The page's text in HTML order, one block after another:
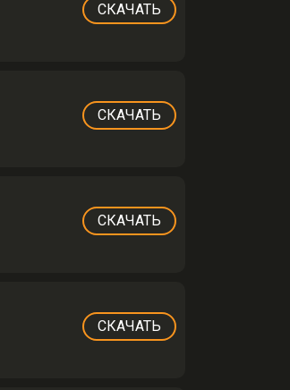
СКАЧАТЬ
СКАЧАТЬ
СКАЧАТЬ
СКАЧАТЬ